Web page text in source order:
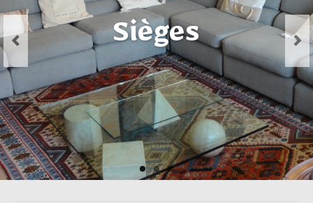
Rideaux et stores
Tenture murale
Actualités
Contact
Sièges
Rideaux et
stores
Tenture murale